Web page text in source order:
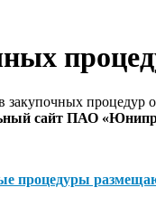
сайт ПАО
процедуры